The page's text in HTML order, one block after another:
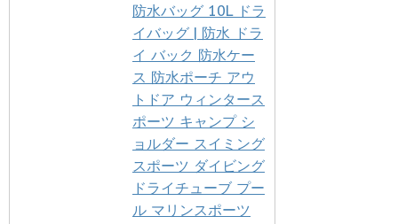
防水バッグ 10L ドラ
イバッグ | 防水 ドラ
イ バック 防水ケー
ス 防水ポーチ アウ
トドア ウィンタース
ポーツ キャンプ シ
ョルダー スイミング
スポーツ ダイビング
ドライチューブ プー
ル マリンスポーツ